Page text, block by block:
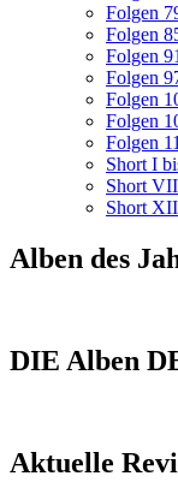
Folgen
Folgen
Folgen
Folgen
Folgen
Folgen
Folgen
Short I
Short
Short
Alben des
DIE Alben
Aktuelle